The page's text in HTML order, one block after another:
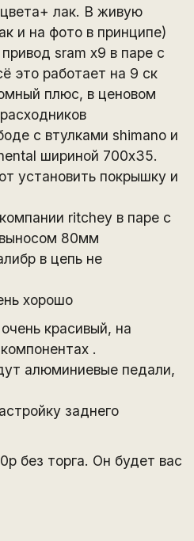
лак. В живую
и на фото в принципе)
sram x9 в паре с
это работает на 9 ск
плюс, в ценовом
с втулками shimano и
шириной 700х35.
установить покрышку и
ritchey в паре с
80мм
в цепь не
хорошо
красивый, на
.
алюминиевые педали,
заднего
без торга. Он будет вас